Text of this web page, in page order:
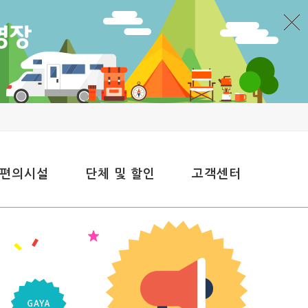
의시설 단체 및 할인 고객센터